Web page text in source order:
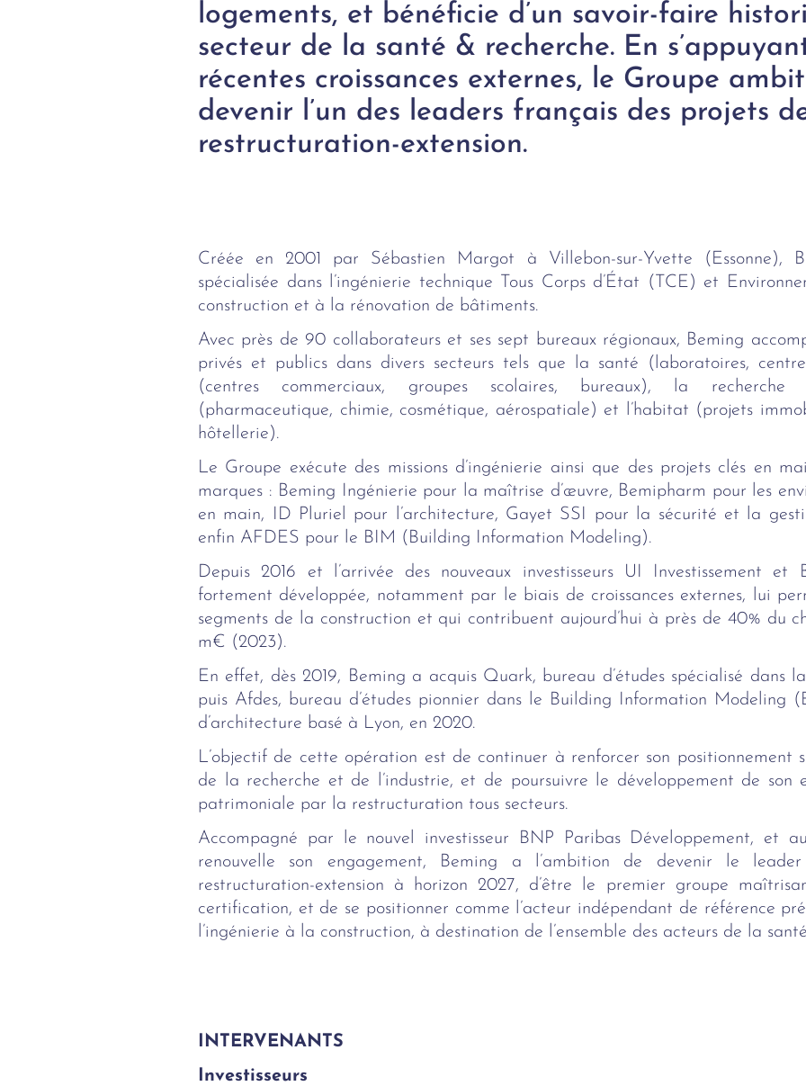
logements, et bénéficie d’un savoir-faire
secteur de la santé & recherche. En
récentes croissances externes, le Groupe
devenir l’un des leaders français des projets
restructuration-extension.
Créée en 2001 par Sébastien Margot à Villebon-sur-Yvette (Essonne),
spécialisée dans l’ingénierie technique Tous Corps d’État (TCE) et
construction et à la rénovation de bâtiments.
Avec près de 90 collaborateurs et ses sept bureaux régionaux, Beming
privés et publics dans divers secteurs tels que la santé (laboratoires,
(centres commerciaux, groupes scolaires, bureaux), la recherche
(pharmaceutique, chimie, cosmétique, aérospatiale) et l’habitat (projets
hôtellerie).
Le Groupe exécute des missions d’ingénierie ainsi que des projets clés en
marques : Beming Ingénierie pour la maîtrise d’œuvre, Bemipharm pour les
en main, ID Pluriel pour l’architecture, Gayet SSI pour la sécurité et la
enfin AFDES pour le BIM (Building Information Modeling).
Depuis 2016 et l’arrivée des nouveaux investisseurs UI Investissement et
fortement développée, notamment par le biais de croissances externes, lui
segments de la construction et qui contribuent aujourd’hui à près de 40% du
m€ (2023).
En effet, dès 2019, Beming a acquis Quark, bureau d’études spécialisé dans
puis Afdes, bureau d’études pionnier dans le Building Information Modeling
d’architecture basé à Lyon, en 2020.
L’objectif de cette opération est de continuer à renforcer son positionnement
de la recherche et de l’industrie, et de poursuivre le développement de son
patrimoniale par la restructuration tous secteurs.
Accompagné par le nouvel investisseur BNP Paribas Développement, et
renouvelle son engagement, Beming a l’ambition de devenir le
restructuration-extension à horizon 2027, d’être le premier groupe
certification, et de se positionner comme l’acteur indépendant de référence
l’ingénierie à la construction, à destination de l’ensemble des acteurs de la
INTERVENANTS
Investisseurs